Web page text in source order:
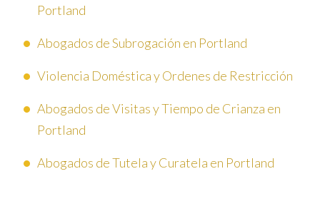
Portland
Abogados de Subrogación en Portland
Violencia Doméstica y Ordenes de Restricción
Abogados de Visitas y Tiempo de Crianza en
Portland
Abogados de Tutela y Curatela en Portland